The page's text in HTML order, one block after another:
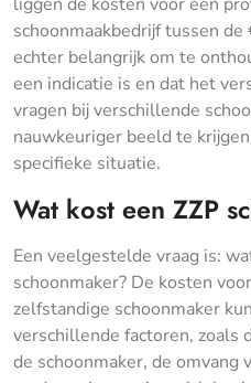
schoonmaakbedrijf tussen
echter belangrijk om te
een indicatie is en dat het
vragen bij verschillende
nauwkeuriger beeld te
specifieke situatie.
Wat kost een ZZP
Een veelgestelde vraag is:
schoonmaker? De kosten
zelfstandige schoonmaker
verschillende factoren, zoals
de schoonmaker, de omvang